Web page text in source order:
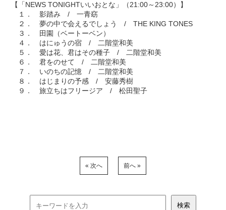
【「NEWS TONIGHTいいおとな」（21:00～23:00）】
１． 影踏み / 一青窈
２． 夢の中で会えるでしょう / THE KING TONES
３． 田園（ベートーベン）
４． はにゅうの宿 / 二階堂和美
５． 愛は花、君はその種子 / 二階堂和美
６． 君をのせて / 二階堂和美
７． いのちの記憶 / 二階堂和美
８． はじまりの予感 / 安藤秀樹
９． 旅立ちはフリージア / 松田聖子
« 次へ 前へ »